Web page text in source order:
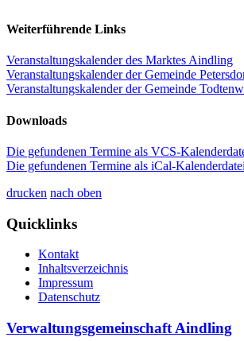
Weiterführende Links
Veranstaltungskalender des Marktes Aindling
Veranstaltungskalender der Gemeinde
Veranstaltungskalender der Gemeinde
Downloads
Die gefundenen Termine als VCS-
Die gefundenen Termine als iCal-
drucken nach oben
Quicklinks
Kontakt
Inhaltsverzeichnis
Impressum
Datenschutz
Verwaltungsgemeinschaft Aindling